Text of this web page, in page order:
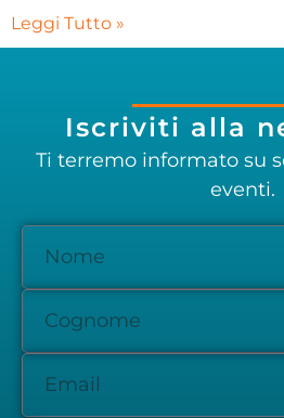
Leggi Tutto »
Iscriviti alla
Ti terremo informato su
eventi.